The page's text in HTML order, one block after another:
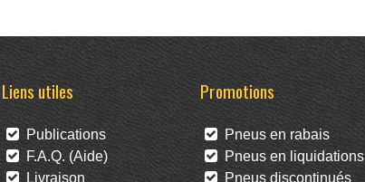
Liens utiles
Publications
F.A.Q. (Aide)
Livraison
Promotions
Pneus en rabais
Pneus en liquidations
Pneus discontinués